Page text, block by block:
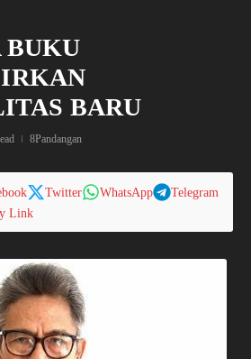
BUKU
BARU
8Pandangan
Twitter WhatsApp
Telegram
Link